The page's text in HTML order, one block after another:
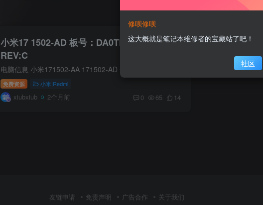
小米17 1502-AD 板号：DA0TMAMBAC0
REV:C
免费资源 小米|Redmi
xiubxiub 2个月前 0 65 14
友链申请 免责声明 广告合作 关于我们
修呗修呗
这大概就是笔记本维修者的宝藏站了吧！
社区